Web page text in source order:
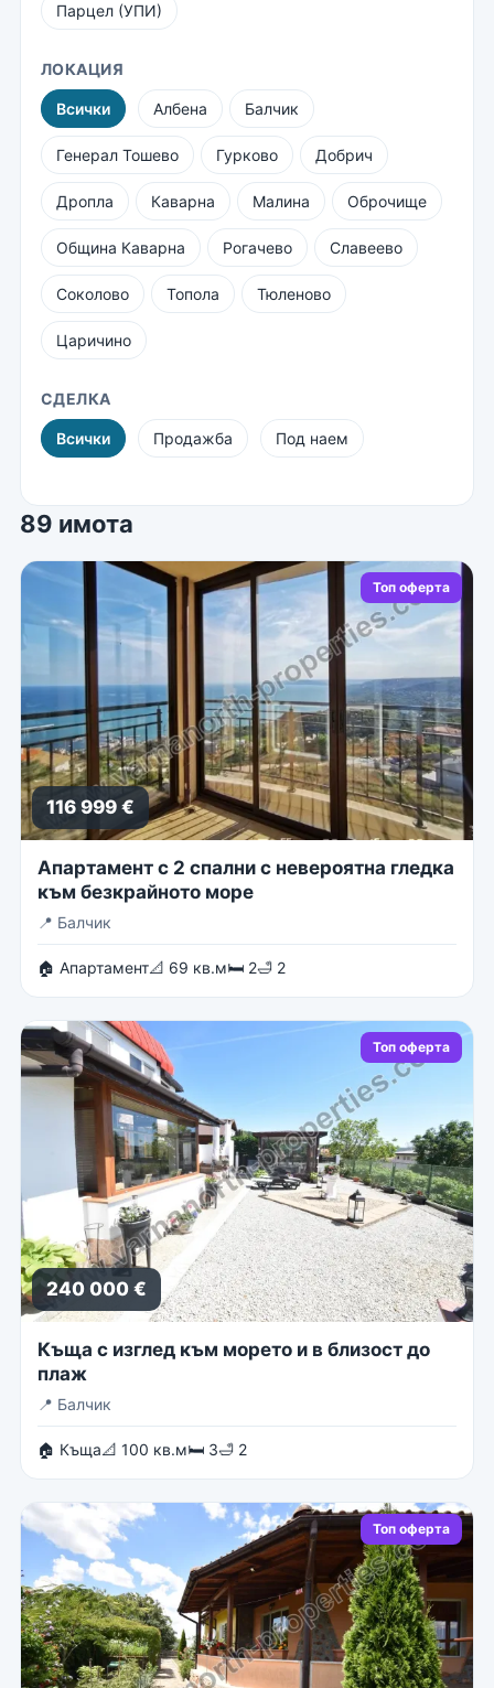
Парцел (УПИ)
ЛОКАЦИЯ
Всички Албена Балчик
Генерал Тошево Гурково Добрич
Дропла Каварна Малина Оброчище
Община Каварна Рогачево Славеево
Соколово Топола Тюленово
Царичино
СДЕЛКА
Всички Продажба Под наем
89 имота
Топ оферта
116 999 €
Апартамент с 2 спални с невероятна гледка
към безкрайното море
📍 Балчик
🏠 Апартамент📐 69 кв.м🛏 2🛁 2
Топ оферта
240 000 €
Къща с изглед към морето и в близост до
плаж
📍 Балчик
🏠 Къща📐 100 кв.м🛏 3🛁 2
Топ оферта